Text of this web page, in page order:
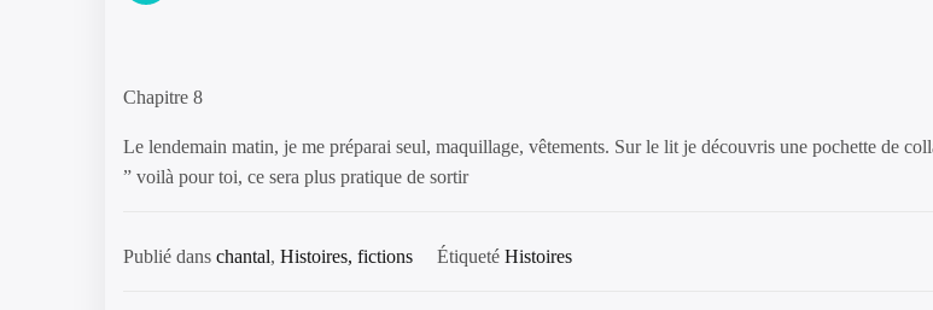
Chapitre 8
Le lendemain matin, je me préparai seul, maquillage, vêtements. Sur le lit je découvris une pochette de
” voilà pour toi, ce sera plus pratique de sortir
Publié dans chantal, Histoires, fictions Étiqueté Histoires